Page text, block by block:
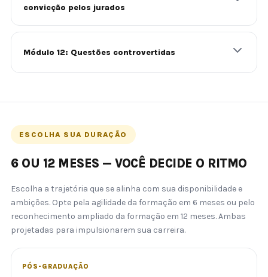
convicção pelos jurados
Módulo 12: Questões controvertidas
ESCOLHA SUA DURAÇÃO
6 OU 12 MESES — VOCÊ DECIDE O RITMO
Escolha a trajetória que se alinha com sua disponibilidade e
ambições. Opte pela agilidade da formação em 6 meses ou pelo
reconhecimento ampliado da formação em 12 meses. Ambas
projetadas para impulsionarem sua carreira.
PÓS-GRADUAÇÃO